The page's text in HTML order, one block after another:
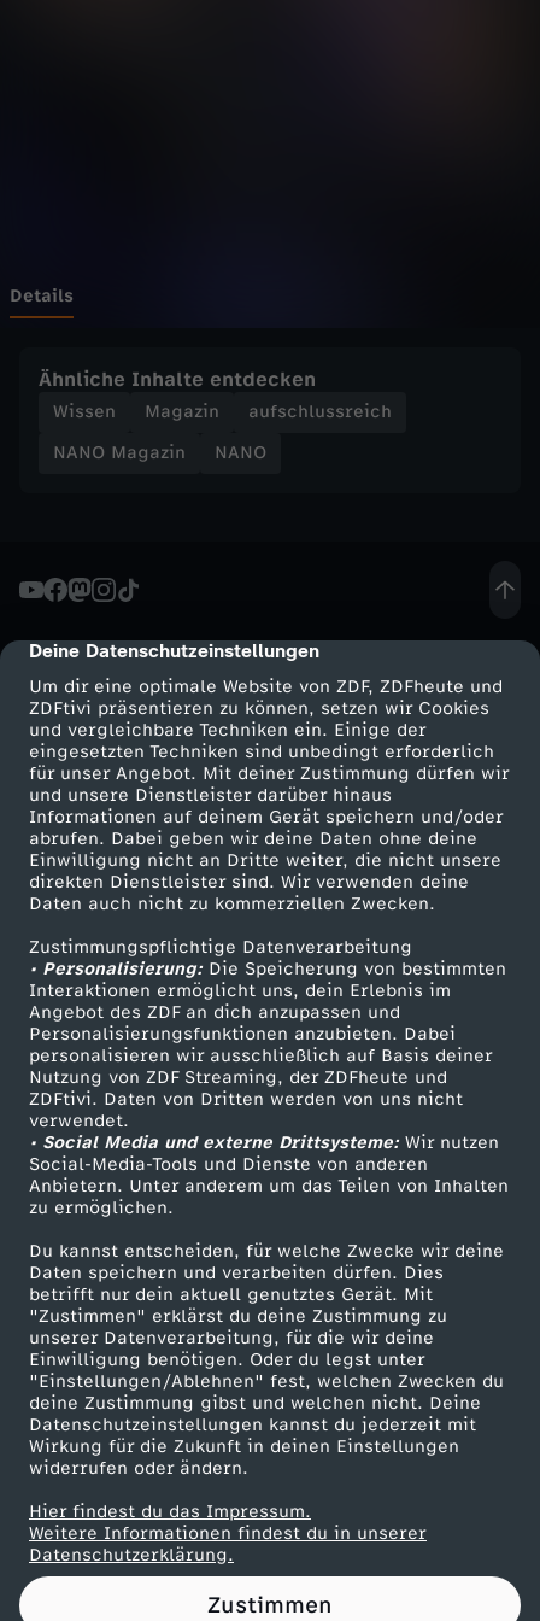
cmp-dialog-description
Deine Datenschutzeinstellungen
Um dir eine optimale Website von ZDF, ZDFheute und
ZDFtivi präsentieren zu können, setzen wir Cookies
und vergleichbare Techniken ein. Einige der
eingesetzten Techniken sind unbedingt erforderlich
für unser Angebot. Mit deiner Zustimmung dürfen wir
und unsere Dienstleister darüber hinaus
Informationen auf deinem Gerät speichern und/oder
abrufen. Dabei geben wir deine Daten ohne deine
Einwilligung nicht an Dritte weiter, die nicht unsere
direkten Dienstleister sind. Wir verwenden deine
Daten auch nicht zu kommerziellen Zwecken.
Zustimmungspflichtige Datenverarbeitung
• Personalisierung:Die Speicherung von bestimmten
Interaktionen ermöglicht uns, dein Erlebnis im
Angebot des ZDF an dich anzupassen und
Personalisierungsfunktionen anzubieten. Dabei
personalisieren wir ausschließlich auf Basis deiner
Nutzung von ZDF Streaming, der ZDFheute und
ZDFtivi. Daten von Dritten werden von uns nicht
verwendet.
• Social Media und externe Drittsysteme:Wir nutzen
Social-Media-Tools und Dienste von anderen
Anbietern. Unter anderem um das Teilen von Inhalten
zu ermöglichen.
Du kannst entscheiden, für welche Zwecke wir deine
Daten speichern und verarbeiten dürfen. Dies
betrifft nur dein aktuell genutztes Gerät. Mit
"Zustimmen" erklärst du deine Zustimmung zu
unserer Datenverarbeitung, für die wir deine
Einwilligung benötigen. Oder du legst unter
"Einstellungen/Ablehnen" fest, welchen Zwecken du
deine Zustimmung gibst und welchen nicht. Deine
Datenschutzeinstellungen kannst du jederzeit mit
Wirkung für die Zukunft in deinen Einstellungen
widerrufen oder ändern.
Hier findest du das Impressum.
Weitere Informationen findest du in unserer
Datenschutzerklärung.
Zustimmen
S
p
-
M
i
n
i
s
t
e
r
i
u
m
f
ü
r
F
o
r
Details
Ähnliche Inhalte entdecken
Wissen Magazin
aufschlussreich
NANO Magazin
NANO
Mehr ZDF
ZDF-Apps
Smart TV
ZDFtext
Livestreams
Sendungen A-Z
TV-Programm
Service
ZDFmitreden
Kontakt zum ZDF
Tickets
Zuschauerservice
Hilfe
ZDF Unternehmen
Karriere
ZDF goes Schule
Werbefernsehen
Mainzelmännchen
Partner